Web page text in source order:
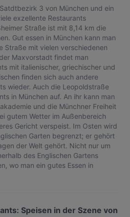
3 von München und ein
exzellente Restaurants
Straße ist mit 8,14 km die
Gut essen in München kann man
Straße mit vielen verschiedenen
Maxvorstadt findet man
mit italienischer, griechischer und
finden sich auch andere
wieder. Auch die Leopoldstraße
in München auf. An ihr kann man
und die Münchner Freiheit
gutem Wetter im Außenbereich
Gericht verspeist. Im Osten wird
Garten begrenzt; er gehört
der Welt gehört. Nicht nur um
des Englischen Gartens
wo man ein gutes Essen in
Speisen in der Szene von